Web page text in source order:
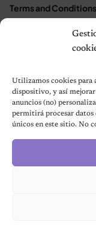
Utilizamos cookies para
dispositivo, y así
anuncios (no)
permitirá procesar datos
únicos en este sitio. No
Terms and Conditions